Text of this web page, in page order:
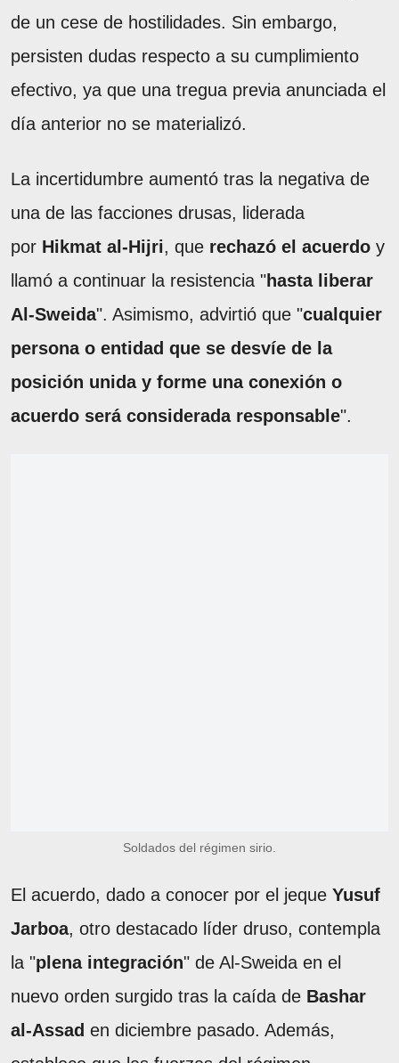
de un cese de hostilidades. Sin embargo,
persisten dudas respecto a su cumplimiento
efectivo, ya que una tregua previa anunciada el
día anterior no se materializó.
La incertidumbre aumentó tras la negativa de
una de las facciones drusas, liderada
por Hikmat al-Hijri, que rechazó el acuerdo y
llamó a continuar la resistencia "hasta liberar
Al-Sweida". Asimismo, advirtió que "cualquier
persona o entidad que se desvíe de la
posición unida y forme una conexión o
acuerdo será considerada responsable".
Soldados del régimen sirio.
El acuerdo, dado a conocer por el jeque Yusuf
Jarboa, otro destacado líder druso, contempla
la "plena integración" de Al-Sweida en el
nuevo orden surgido tras la caída de Bashar
al-Assad en diciembre pasado. Además,